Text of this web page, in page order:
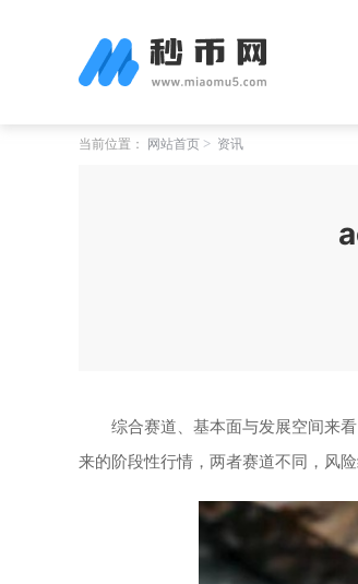
当前位置： 网站首页 资讯
综合赛道、基本面与发展空间来
来的阶段性行情，两者赛道不同，风